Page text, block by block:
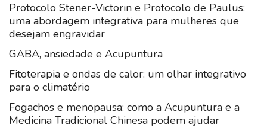
Protocolo Stener-Victorin e Protocolo de Paulus:
uma abordagem integrativa para mulheres que
desejam engravidar
GABA, ansiedade e Acupuntura
Fitoterapia e ondas de calor: um olhar integrativo
para o climatério
Fogachos e menopausa: como a Acupuntura e a
Medicina Tradicional Chinesa podem ajudar